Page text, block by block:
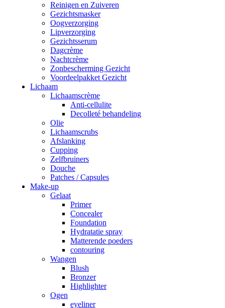
Reinigen en Zuiveren
Gezichtsmasker
Oogverzorging
Lipverzorging
Gezichtsserum
Dagcrème
Nachtcrème
Zonbescherming Gezicht
Voordeelpakket Gezicht
Lichaam
Lichaamscrème
Anti-cellulite
Decolleté behandeling
Olie
Lichaamscrubs
Afslanking
Cupping
Zelfbruiners
Douche
Patches / Capsules
Make-up
Gelaat
Primer
Concealer
Foundation
Hydratatie spray
Matterende poeders
contouring
Wangen
Blush
Bronzer
Highlighter
Ogen
eyeliner